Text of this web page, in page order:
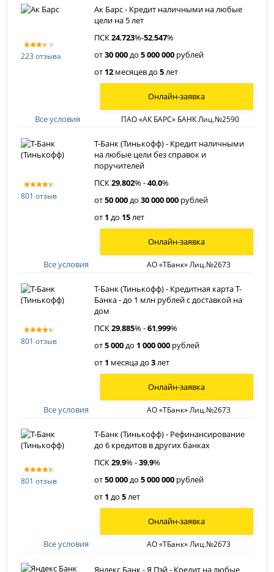
223 отзыва
Ак Барс - Кредит наличными на любые
цели на 5 лет
ПСК24,723%-52,547%
от30 000до5 000 000 рублей
от 12 месяцев до5лет
Все условия ПАО «АК БАРС» БАНК Лиц.№2590
Онлайн-заявка
801 отзыв
Т-Банк (Тинькофф) - Кредит наличными
на любые цели без справок и
поручителей
ПСК29,802% -40,0%
от50 000до30 000 000 рублей
от 1 до 15лет
Все условия АО «ТБанк» Лиц.№2673
Онлайн-заявка
801 отзыв
Т-Банк (Тинькофф) - Кредитная карта Т-
Банка - до 1 млн рублей с доставкой на
дом
ПСК29,885% -61,999%
от5 000до 1 000 000 рублей
от 1 месяца до3лет
Все условия АО «ТБанк» Лиц.№2673
Онлайн-заявка
801 отзыв
Т-Банк (Тинькофф) - Рефинансирование
до 6 кредитов в других банках
ПСК29,9% -39,9%
от50 000до5 000 000 рублей
от 1 до5лет
Все условия АО «ТБанк» Лиц.№2673
Онлайн-заявка
Яндекс Банк - Я Пэй - Кредит на любые